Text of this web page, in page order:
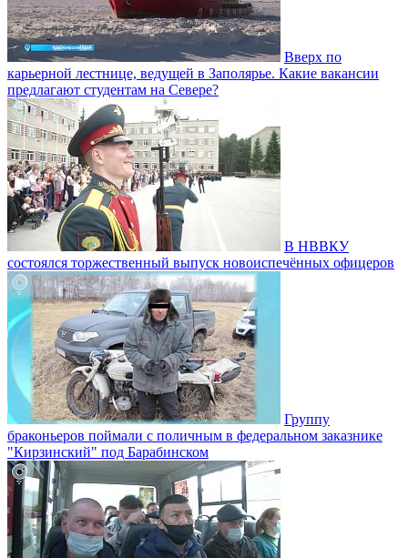
Вверх по
карьерной лестнице, ведущей в Заполярье. Какие вакансии
предлагают студентам на Севере?
В НВВКУ
состоялся торжественный выпуск новоиспечённых офицеров
Группу
браконьеров поймали с поличным в федеральном заказнике
"Кирзинский" под Барабинском